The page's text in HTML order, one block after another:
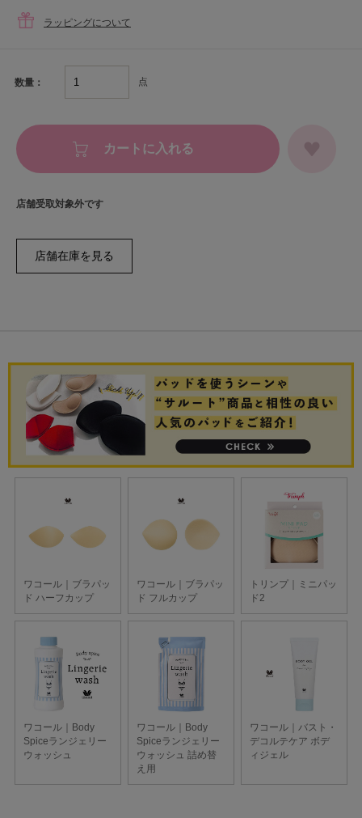
ラッピングについて
数量： 点
カートに入れる
店舗受取対象外です